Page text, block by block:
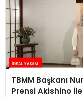
TBMM Başkanı
Prensi Akishino